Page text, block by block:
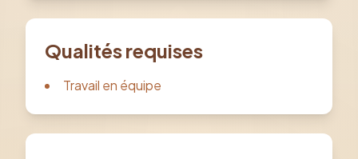
Qualités requises
Travail en équipe